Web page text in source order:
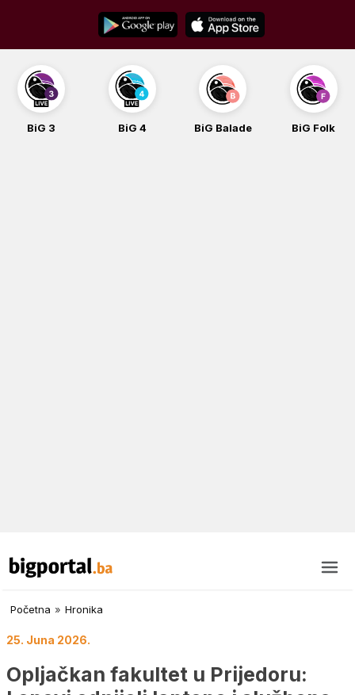
content
BiG 3 BiG 4 BiG Balade BiG Folk
Početna » Hronika
25. Juna 2026.
Opljačkan fakultet u Prijedoru: